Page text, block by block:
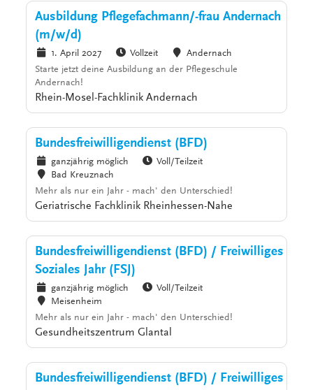
Ausbildung Pflegefachmann/-frau Andernach
(m/w/d)
1. April 2027 Vollzeit
Andernach
Starte jetzt deine Ausbildung an der Pflegeschule
Andernach!
Rhein-Mosel-Fachklinik Andernach
Bundesfreiwilligendienst (BFD)
ganzjährig möglich
Voll/Teilzeit
Bad Kreuznach
Mehr als nur ein Jahr - mach' den Unterschied!
Geriatrische Fachklinik Rheinhessen-Nahe
Bundesfreiwilligendienst (BFD) / Freiwilliges
Soziales Jahr (FSJ)
ganzjährig möglich
Voll/Teilzeit
Meisenheim
Mehr als nur ein Jahr - mach' den Unterschied!
Gesundheitszentrum Glantal
Bundesfreiwilligendienst (BFD) / Freiwilliges